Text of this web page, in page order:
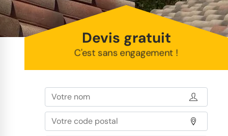
Devis gratuit
C'est sans engagement !